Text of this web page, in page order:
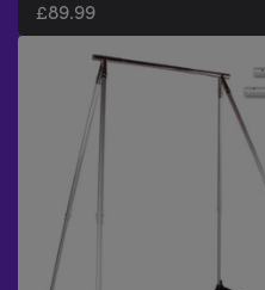
£89.99
£23.99-